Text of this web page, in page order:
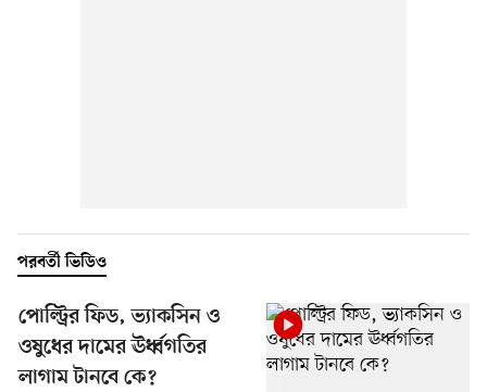
পরবর্তী ভিডিও
পোল্ট্রির ফিড, ভ্যাকসিন ও
ওষুধের দামের ঊর্ধ্বগতির
লাগাম টানবে কে?